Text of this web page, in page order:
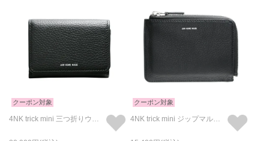
クーポン対象
4NK trick mini 三つ折りウォレット キャッシュレス対応のお財布/三つ折り/ロゴプリント
クーポン対象
4NK trick mini ジップマルチウォレット キャッシュレス対応のお財布/L字ファスナー/二つ折り/ロゴプリント